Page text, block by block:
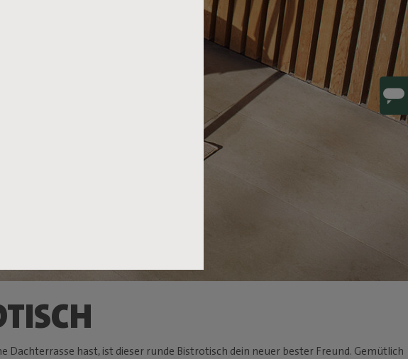
Dachterrasse hast, ist dieser runde Bistrotisch dein neuer bester Freund. Gemütlich